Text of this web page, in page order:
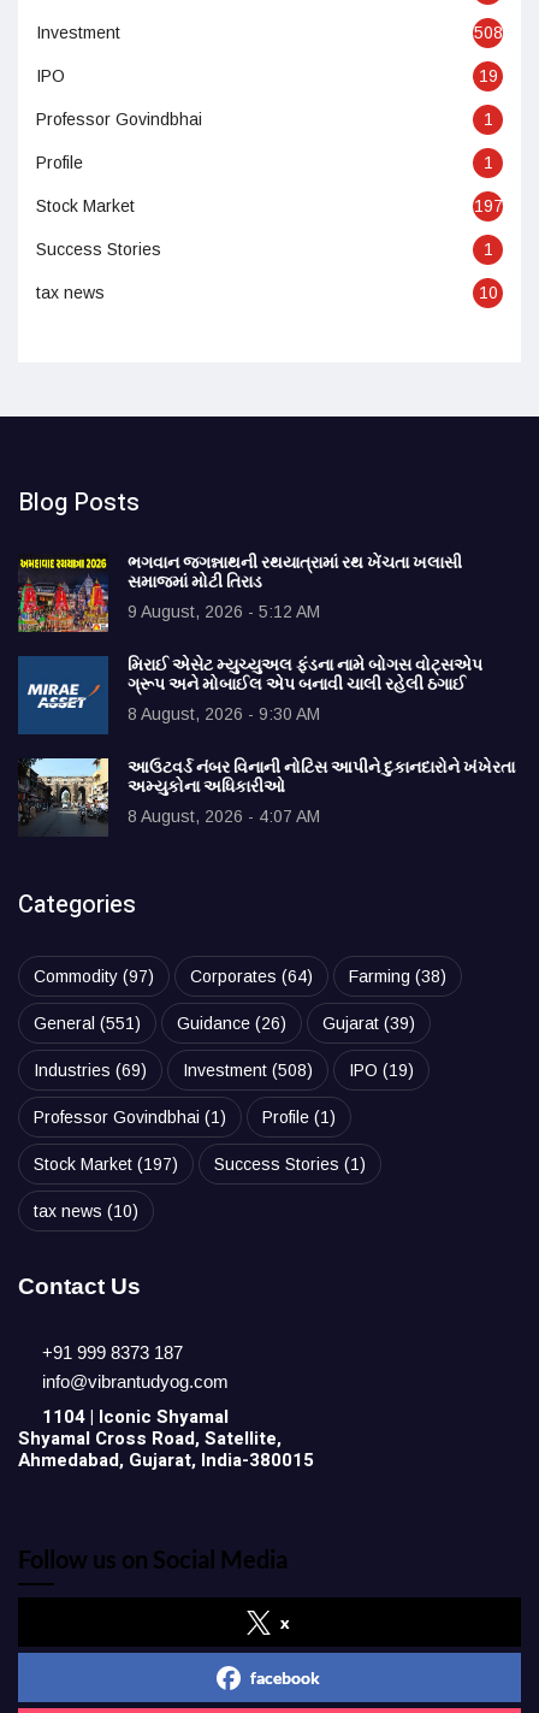
Investment 508
IPO 19
Professor Govindbhai 1
Profile 1
Stock Market 197
Success Stories 1
tax news 10
Blog Posts
ભગવાન જગન્નાથની રથયાત્રામાં રથ ખેંચતા ખલાસી
સમાજમાં મોટી તિરાડ
9 August, 2026 - 5:12 AM
મિરાઈ એસેટ મ્યુચ્યુઅલ ફંડના નામે બોગસ વોટ્સએપ
ગ્રૂપ અને મોબાઈલ એપ બનાવી ચાલી રહેલી ઠગાઈ
8 August, 2026 - 9:30 AM
આઉટવર્ડ નંબર વિનાની નોટિસ આપીને દુકાનદારોને ખંખેરતા
અમ્યુકોના અધિકારીઓ
8 August, 2026 - 4:07 AM
Categories
Commodity (97) Corporates (64) Farming (38)
General (551) Guidance (26) Gujarat (39)
Industries (69) Investment (508) IPO (19)
Professor Govindbhai (1) Profile (1)
Stock Market (197) Success Stories (1)
tax news (10)
Contact Us
+91 999 8373 187
info@vibrantudyog.com
1104 | Iconic Shyamal
Shyamal Cross Road, Satellite,
Ahmedabad, Gujarat, India-380015
Follow us on Social Media
x
facebook